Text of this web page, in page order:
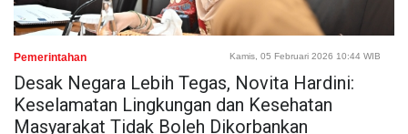
Pemerintahan Kamis, 05 Februari 2026 10:44 WIB
Desak Negara Lebih Tegas, Novita Hardini:
Keselamatan Lingkungan dan Kesehatan
Masyarakat Tidak Boleh Dikorbankan